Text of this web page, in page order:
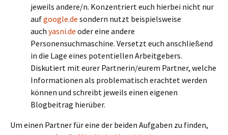
jeweils andere/n. Konzentriert euch hierbei nicht nur
aufgoogle.de sondern nutzt beispielsweise
auch yasni.de oder eine andere
Personensuchmaschine. Versetzt euch anschließend
in die Lage eines potentiellen Arbeitgebers.
Diskutiert mit eurer Partnerin/eurem Partner, welche
Informationen als problematisch erachtet werden
können und schreibt jeweils einen eigenen
Blogbeitrag hierüber.
Um einen Partner für eine der beiden Aufgaben zu finden,